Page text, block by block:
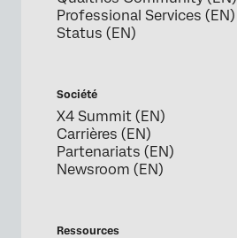
Professional Services (EN)
Status (EN)
Société
X4 Summit (EN)
Carrières (EN)
Partenariats (EN)
Newsroom (EN)
Ressources